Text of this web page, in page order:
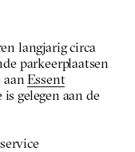
langjarig circa
parkeerplaatsen
aan Essent
gelegen aan de